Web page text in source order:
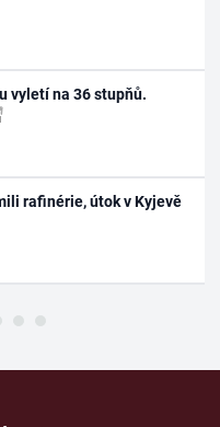
vyletí na 36 stupňů.
rafinérie, útok v Kyjevě